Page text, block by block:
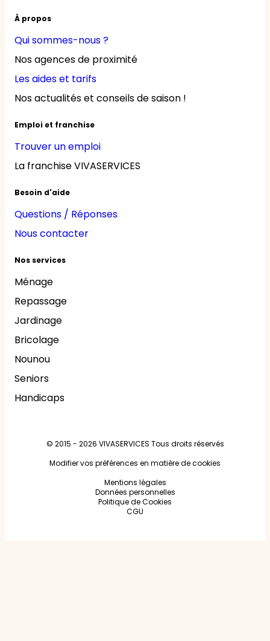
À propos
Qui sommes-nous ?
Nos agences de proximité
Les aides et tarifs
Nos actualités et conseils de saison !
Emploi et franchise
Trouver un emploi
La franchise VIVASERVICES
Besoin d'aide
Questions / Réponses
Nous contacter
Nos services
Ménage
Repassage
Jardinage
Bricolage
Nounou
Seniors
Handicaps
© 2015 - 2026 VIVASERVICES Tous droits réservés
Modifier vos préférences en matière de cookies
Mentions légales
Données personnelles
Politique de Cookies
CGU